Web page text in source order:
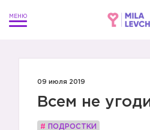
09 июля 2019
Всем не
# ПОДРОСТКИ